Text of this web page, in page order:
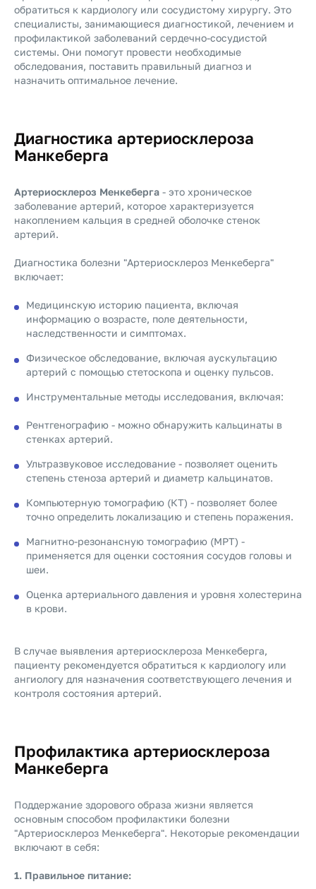
обратиться к кардиологу или сосудистому хирургу. Это
специалисты, занимающиеся диагностикой, лечением и
профилактикой заболеваний сердечно-сосудистой
системы. Они помогут провести необходимые
обследования, поставить правильный диагноз и
назначить оптимальное лечение.
Диагностика артериосклероза
Манкеберга
Артериосклероз Менкеберга - это хроническое
заболевание артерий, которое характеризуется
накоплением кальция в средней оболочке стенок
артерий.
Диагностика болезни "Артериосклероз Менкеберга"
включает:
Медицинскую историю пациента, включая
информацию о возрасте, поле деятельности,
наследственности и симптомах.
Физическое обследование, включая аускультацию
артерий с помощью стетоскопа и оценку пульсов.
Инструментальные методы исследования, включая:
Рентгенографию - можно обнаружить кальцинаты в
стенках артерий.
Ультразвуковое исследование - позволяет оценить
степень стеноза артерий и диаметр кальцинатов.
Компьютерную томографию (КТ) - позволяет более
точно определить локализацию и степень поражения.
Магнитно-резонансную томографию (МРТ) -
применяется для оценки состояния сосудов головы и
шеи.
Оценка артериального давления и уровня холестерина
в крови.
В случае выявления артериосклероза Менкеберга,
пациенту рекомендуется обратиться к кардиологу или
ангиологу для назначения соответствующего лечения и
контроля состояния артерий.
Профилактика артериосклероза
Манкеберга
Поддержание здорового образа жизни является
основным способом профилактики болезни
"Артериосклероз Менкеберга". Некоторые рекомендации
включают в себя:
1. Правильное питание: